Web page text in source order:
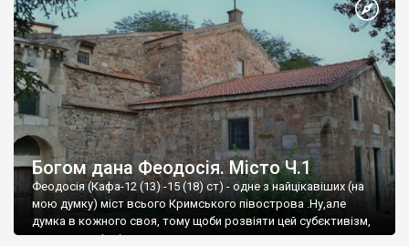
Богом дана Феодосія. Місто Ч.1
Феодосія (Кафа-12 (13) -15 (18) ст) - одне з найцікавіших (на
мою думку) міст всього Кримського півострова .Ну,але
думка в кожного своя, тому щоби розвіяти цей субєктивізм,
запрошую відвідати це